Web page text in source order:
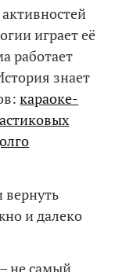
играет её
работает
знает
караоке-
и далеко